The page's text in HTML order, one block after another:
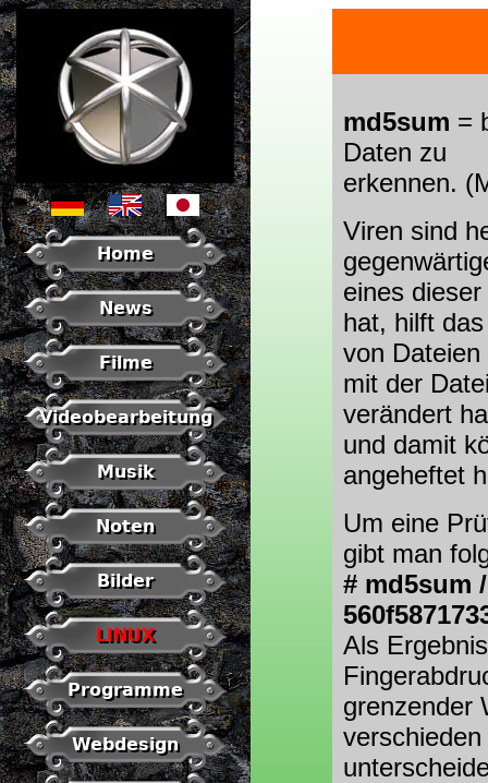
Home
News
Filme
Videobearbeitung
Musik
Noten
Bilder
LINUX
Programme
Webdesign
md5sum =
Daten zu
erkennen.
Viren sind
eines
hat, hilft
von
mit der
verändert
und damit
angeheftet
Um eine
gibt man
# md5sum
Als
grenzender